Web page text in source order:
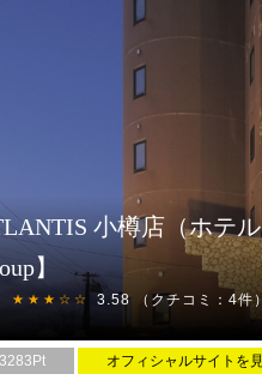
小樽店（ホテ
】
★★★☆☆ 3.58 （クチコミ：4件）
オフィシャルサイトを